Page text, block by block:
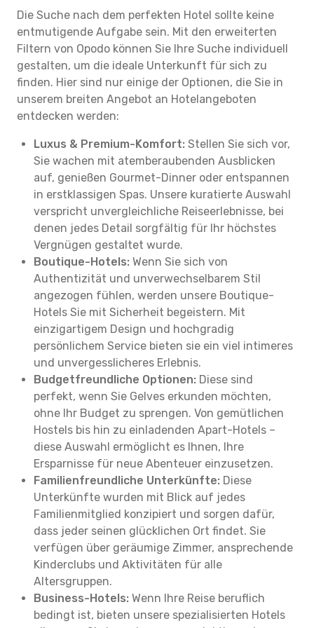
Die Suche nach dem perfekten Hotel sollte keine
entmutigende Aufgabe sein. Mit den erweiterten
Filtern von Opodo können Sie Ihre Suche individuell
gestalten, um die ideale Unterkunft für sich zu
finden. Hier sind nur einige der Optionen, die Sie in
unserem breiten Angebot an Hotelangeboten
entdecken werden:
Luxus & Premium-Komfort: Stellen Sie sich vor,
Sie wachen mit atemberaubenden Ausblicken
auf, genießen Gourmet-Dinner oder entspannen
in erstklassigen Spas. Unsere kuratierte Auswahl
verspricht unvergleichliche Reiseerlebnisse, bei
denen jedes Detail sorgfältig für Ihr höchstes
Vergnügen gestaltet wurde.
Boutique-Hotels: Wenn Sie sich von
Authentizität und unverwechselbarem Stil
angezogen fühlen, werden unsere Boutique-
Hotels Sie mit Sicherheit begeistern. Mit
einzigartigem Design und hochgradig
persönlichem Service bieten sie ein viel intimeres
und unvergesslicheres Erlebnis.
Budgetfreundliche Optionen: Diese sind
perfekt, wenn Sie Gelves erkunden möchten,
ohne Ihr Budget zu sprengen. Von gemütlichen
Hostels bis hin zu einladenden Apart-Hotels –
diese Auswahl ermöglicht es Ihnen, Ihre
Ersparnisse für neue Abenteuer einzusetzen.
Familienfreundliche Unterkünfte: Diese
Unterkünfte wurden mit Blick auf jedes
Familienmitglied konzipiert und sorgen dafür,
dass jeder seinen glücklichen Ort findet. Sie
verfügen über geräumige Zimmer, ansprechende
Kinderclubs und Aktivitäten für alle
Altersgruppen.
Business-Hotels: Wenn Ihre Reise beruflich
bedingt ist, bieten unsere spezialisierten Hotels